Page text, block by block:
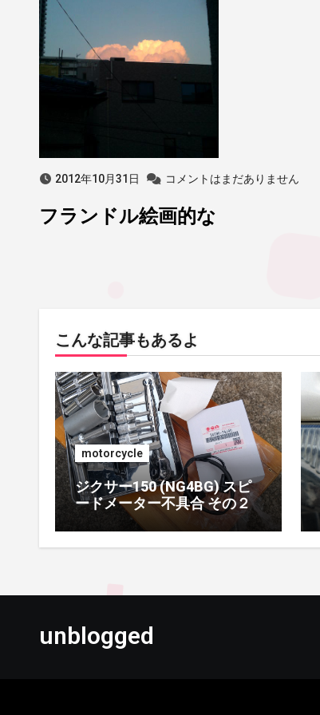
2012年10月31日 コメントはまだありません
フランドル絵画的な
こんな記事もあるよ
motorcycle
ジクサー150 (NG4BG) スピ
ードメーター不具合 その２
unblogged